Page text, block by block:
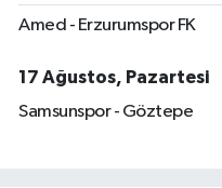
Amed - Erzurumspor FK
17 Ağustos, Pazartesi
Samsunspor - Göztepe